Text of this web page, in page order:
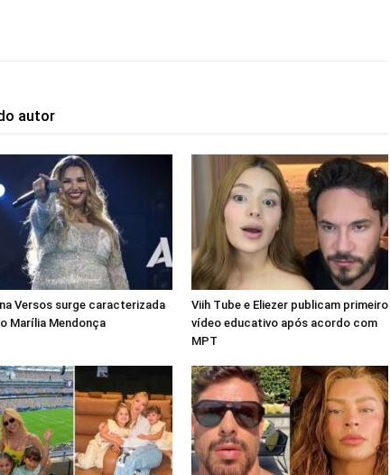
autor
Versos surge caracterizada
Marília Mendonça
Viih Tube e Eliezer publicam primeiro
vídeo educativo após acordo com
MPT